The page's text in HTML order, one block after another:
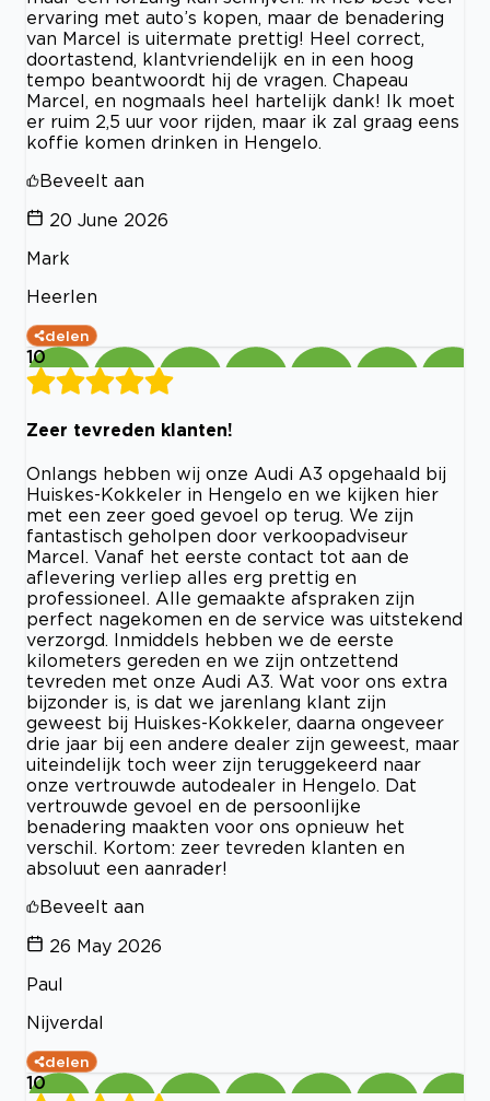
ervaring met auto’s kopen, maar de benadering
van Marcel is uitermate prettig! Heel correct,
doortastend, klantvriendelijk en in een hoog
tempo beantwoordt hij de vragen. Chapeau
Marcel, en nogmaals heel hartelijk dank! Ik moet
er ruim 2,5 uur voor rijden, maar ik zal graag eens
koffie komen drinken in Hengelo.
Beveelt aan
20 June 2026
Mark
Heerlen
delen
10
Zeer tevreden klanten!
Onlangs hebben wij onze Audi A3 opgehaald bij
Huiskes-Kokkeler in Hengelo en we kijken hier
met een zeer goed gevoel op terug. We zijn
fantastisch geholpen door verkoopadviseur
Marcel. Vanaf het eerste contact tot aan de
aflevering verliep alles erg prettig en
professioneel. Alle gemaakte afspraken zijn
perfect nagekomen en de service was uitstekend
verzorgd. Inmiddels hebben we de eerste
kilometers gereden en we zijn ontzettend
tevreden met onze Audi A3. Wat voor ons extra
bijzonder is, is dat we jarenlang klant zijn
geweest bij Huiskes-Kokkeler, daarna ongeveer
drie jaar bij een andere dealer zijn geweest, maar
uiteindelijk toch weer zijn teruggekeerd naar
onze vertrouwde autodealer in Hengelo. Dat
vertrouwde gevoel en de persoonlijke
benadering maakten voor ons opnieuw het
verschil. Kortom: zeer tevreden klanten en
absoluut een aanrader!
Beveelt aan
26 May 2026
Paul
Nijverdal
delen
10